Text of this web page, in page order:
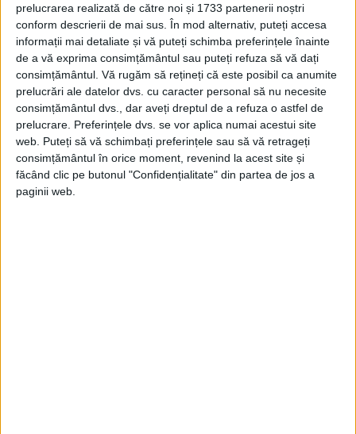
prelucrarea realizată de către noi și 1733 partenerii noștri
conform descrierii de mai sus. În mod alternativ, puteți accesa
informații mai detaliate și vă puteți schimba preferințele înainte
de a vă exprima consimțământul sau puteți refuza să vă dați
consimțământul. Vă rugăm să rețineți că este posibil ca anumite
prelucrări ale datelor dvs. cu caracter personal să nu necesite
consimțământul dvs., dar aveți dreptul de a refuza o astfel de
prelucrare. Preferințele dvs. se vor aplica numai acestui site
web. Puteți să vă schimbați preferințele sau să vă retrageți
consimțământul în orice moment, revenind la acest site și
făcând clic pe butonul "Confidențialitate" din partea de jos a
paginii web.
ARTICOLE ONLINE
Murfatlar: Povestea unui brand născut din istoria și solul
aspru al Dobrogei
Din inima Dobrogei s-a ridicat un brand devenit sinonim cu
vinul de calitate în România: Murfatlar...